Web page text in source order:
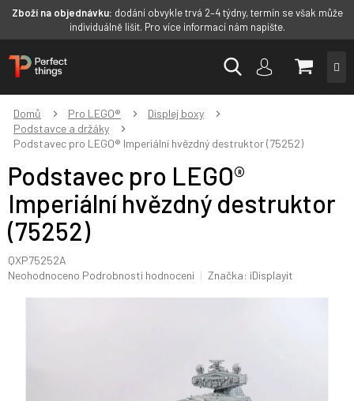
Zboží na objednávku: dodání obvykle trvá 2–4 týdny, termín se však může
individuálně lišit. Pro více informací nám napište.
na
obsah
KOŠÍK
Domů Pro LEGO®
Displej boxy
Podstavce a držáky
Podstavec pro LEGO® Imperiální hvězdný destruktor (75252)
Podstavec pro LEGO®
Imperiální hvězdný destruktor
(75252)
QXP75252A
Průměrné
Neohodnoceno Podrobnosti hodnocení Značka: iDisplayit